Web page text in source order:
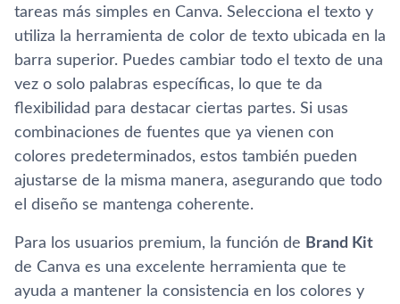
tareas más simples en Canva. Selecciona el texto y
utiliza la herramienta de color de texto ubicada en la
barra superior. Puedes cambiar todo el texto de una
vez o solo palabras específicas, lo que te da
flexibilidad para destacar ciertas partes. Si usas
combinaciones de fuentes que ya vienen con
colores predeterminados, estos también pueden
ajustarse de la misma manera, asegurando que todo
el diseño se mantenga coherente.
Para los usuarios premium, la función de Brand Kit
de Canva es una excelente herramienta que te
ayuda a mantener la consistencia en los colores y